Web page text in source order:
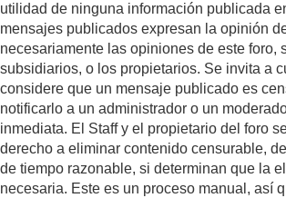
utilidad de ninguna información publicada
mensajes publicados expresan la opinión
necesariamente las opiniones de este foro,
subsidiarios, o los propietarios. Se invita a
considere que un mensaje publicado es
notificarlo a un administrador o un
inmediata. El Staff y el propietario del foro
derecho a eliminar contenido censurable,
de tiempo razonable, si determinan que la
necesaria. Este es un proceso manual, así